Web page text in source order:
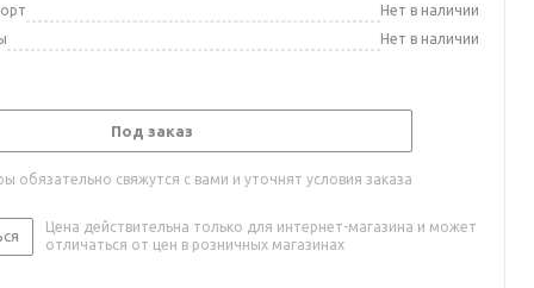
Нет в наличии
Нет в наличии
Под заказ
обязательно свяжутся с вами и уточнят условия заказа
Цена действительна только для интернет-магазина и может
отличаться от цен в розничных магазинах